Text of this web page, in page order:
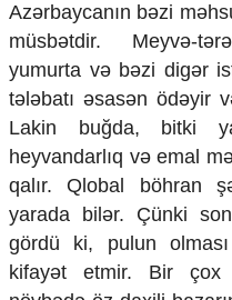
Azərbaycanın bəzi
müsbətdir. Meyvə-
yumurta və bəzi digər
tələbatı əsasən ödəyir
Lakin buğda, bitki
heyvandarlıq və emal
qalır. Qlobal böhran
yarada bilər. Çünki
gördü ki, pulun
kifayət etmir. Bir